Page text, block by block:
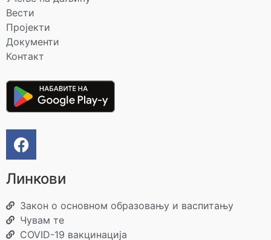
Вести
Пројекти
Документи
Контакт
Линкови
Закон о основном образовању и васпитању
Чувам те
COVID-19 вакцинација